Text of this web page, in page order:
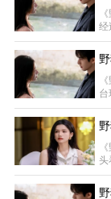
经
禁
判
年
大
遍
病
人
情
头
猛
水